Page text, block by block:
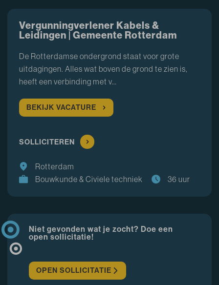
Vergunningverlener Kabels &
Leidingen | Gemeente Rotterdam
De Rotterdamse ondergrond staat voor grote
uitdagingen. Alles wat boven de grond te zien is,
heeft een verbinding met v…
BEKIJK VACATURE
SOLLICITEREN
Rotterdam
Bouwkunde & Civiele techniek
36 uur
Niet gevonden wat je zocht? Doe een
open sollicitatie!
OPEN SOLLICITATIE